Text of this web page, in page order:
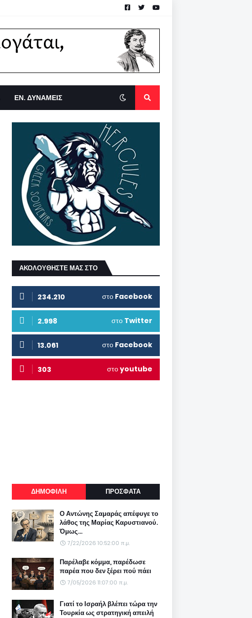
ΕΝ. ΔΥΝΑΜΕΙΣ
ΑΚΟΛΟΥΘΗΣΤΕ ΜΑΣ ΣΤΟ
234.210 στο Facebook
2.998 στο Twitter
13.061 στο Facebook
303 στοyoutube
ΔΗΜΟΦΙΛΗ ΠΡΟΣΦΑΤΑ
Ο Αντώνης Σαμαράς απέφυγε το
λάθος της Μαρίας Καρυστιανού.
Όμως...
7/22/2026 10:52:00 π.μ.
Παρέλαβε κόμμα, παρέδωσε
παρέα που δεν ξέρει πού πάει
7/05/2026 11:07:00 π.μ.
Γιατί το Ισραήλ βλέπει τώρα την
Τουρκία ως στρατηγική απειλή